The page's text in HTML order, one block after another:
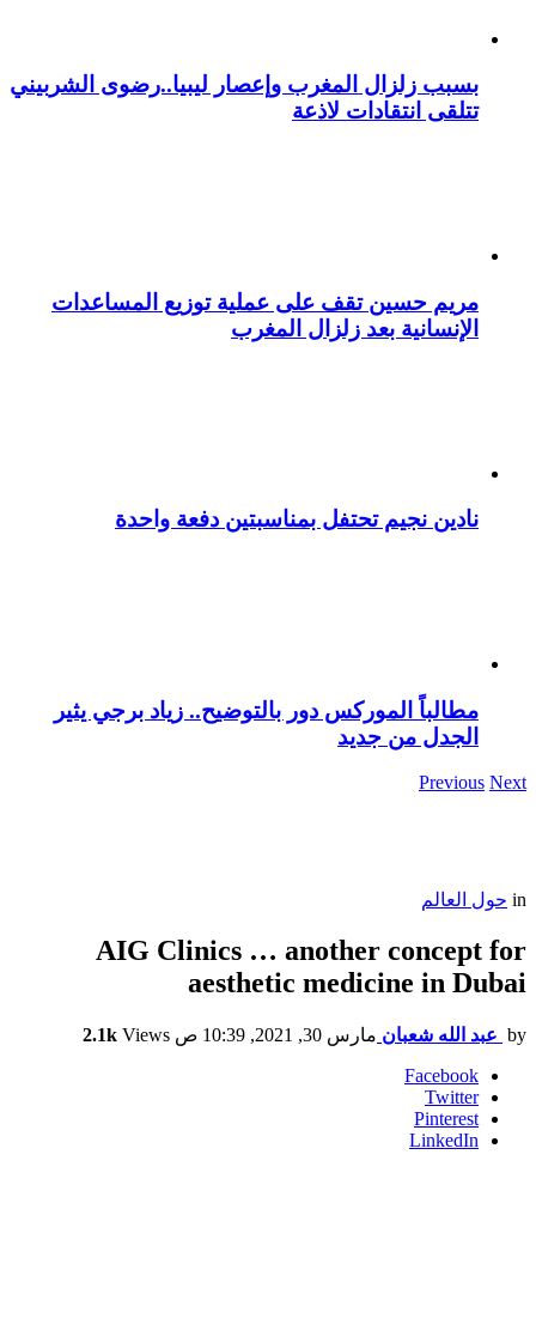
بسبب زلزال المغرب وإعصار ليبيا..رضوى الشربيني
تتلقى انتقادات لاذعة
مريم حسين تقف على عملية توزيع المساعدات
الإنسانية بعد زلزال المغرب
نادين نجيم تحتفل بمناسبتين دفعة واحدة
مطالباً الموركس دور بالتوضيح.. زياد برجي يثير
الجدل من جديد
Previous Next
in حول العالم
AIG Clinics … another concept for
aesthetic medicine in Dubai
by عبد الله شعبان مارس 30, 2021, 10:39 ص 2.1k Views
Facebook
Twitter
Pinterest
LinkedIn